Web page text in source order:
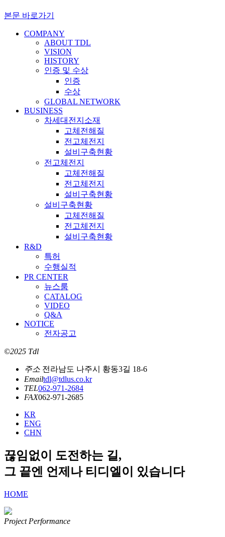
본문 바로가기
COMPANY
ABOUT TDL
VISION
HISTORY
인증 및 수상
인증
수상
GLOBAL NETWORK
BUSINESS
차세대전지소재
고체전해질
전고체전지
설비구축현황
전고체전지
고체전해질
전고체전지
설비구축현황
설비구축현황
고체전해질
전고체전지
설비구축현황
R&D
특허
수행실적
PR CENTER
뉴스룸
CATALOG
VIDEO
Q&A
NOTICE
전자공고
©2025 Tdl
주소 전라남도 나주시 황동3길 18-6
Emailtdl@tdlus.co.kr
TEL062-971-2684
FAX062-971-2685
KR
ENG
CHN
끊임없이 도전하는 길,
그 끝엔 언제나 티디엘이 있습니다
HOME
Project Performance